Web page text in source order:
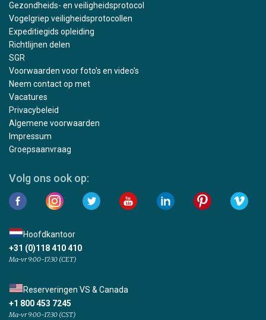
Gezondheids- en veiligheidsprotocol
Vogelgriep veiligheidsprotocollen
Expeditiegids opleiding
Richtlijnen delen
SGR
Voorwaarden voor foto's en video's
Neem contact op met
Vacatures
Privacybeleid
Algemene voorwaarden
Impressum
Groepsaanvraag
Volg ons ook op:
Hoofdkantoor
+31 (0)118 410 410
Ma-vr 9:00-17:30 (CET)
Reserveringen VS & Canada
+1 800 453 7245
Ma-vr 9:00-17:30 (CST)